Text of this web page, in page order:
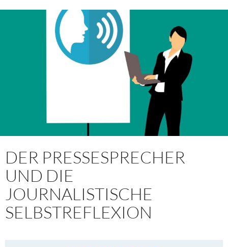
DER PRESSESPRECHER
UND DIE
JOURNALISTISCHE
SELBSTREFLEXION